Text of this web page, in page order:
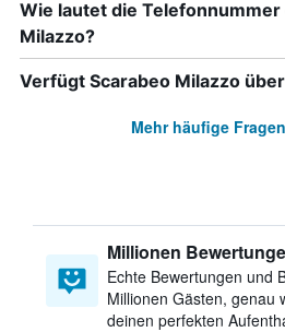
Wie lautet die Telefonnummer
Milazzo?
Verfügt Scarabeo Milazzo
Mehr häufige
Millionen
Echte Bewertungen und
Millionen Gästen, genau
deinen perfekten